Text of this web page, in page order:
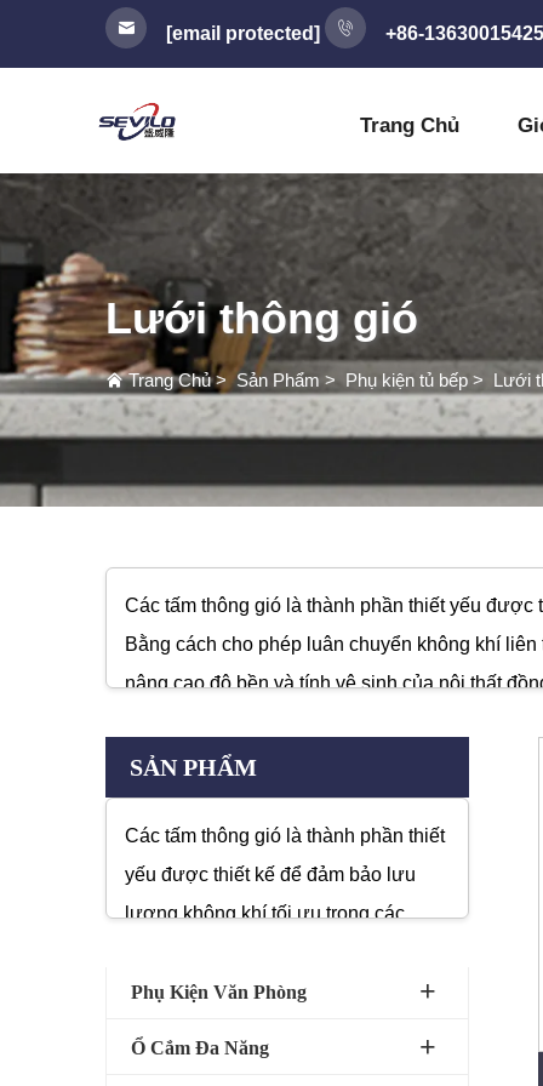
[email protected] +86-13630015425
Trang Chủ
Lưới thông gió
Trang Chủ>Sản Phẩm > Phụ kiện tủ bếp > Lưới
Các tấm thông gió là thành phần thiết yếu
Bằng cách cho phép luân chuyển không khí
nâng cao độ bền và tính vệ sinh của nội thất
SẢN PHẨM
Các tấm thông gió là thành phần thiết
yếu được thiết kế để đảm bảo lưu
lượng không khí tối ưu trong các
hệ thống nội thất. Bằng cách cho
Phụ Kiện Văn Phòng
Ổ Cắm Đa Năng